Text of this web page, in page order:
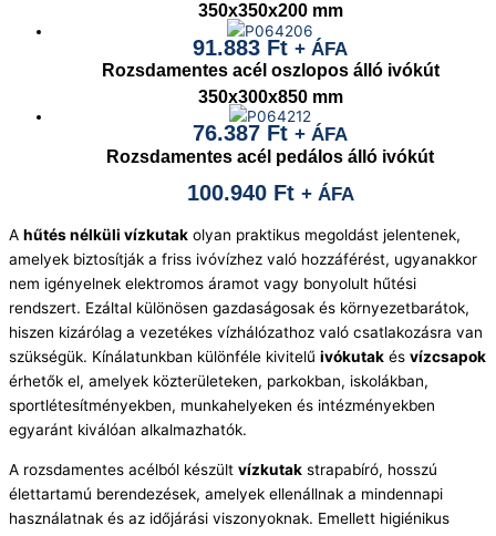
350x350x200 mm
91.883 Ft + ÁFA
Rozsdamentes acél oszlopos álló ivókút
350x300x850 mm
76.387 Ft + ÁFA
Rozsdamentes acél pedálos álló ivókút
100.940 Ft + ÁFA
A hűtés nélküli vízkutak olyan praktikus megoldást jelentenek,
amelyek biztosítják a friss ivóvízhez való hozzáférést, ugyanakkor
nem igényelnek elektromos áramot vagy bonyolult hűtési
rendszert. Ezáltal különösen gazdaságosak és környezetbarátok,
hiszen kizárólag a vezetékes vízhálózathoz való csatlakozásra van
szükségük. Kínálatunkban különféle kivitelű ivókutak és vízcsapok
érhetők el, amelyek közterületeken, parkokban, iskolákban,
sportlétesítményekben, munkahelyeken és intézményekben
egyaránt kiválóan alkalmazhatók.
A rozsdamentes acélból készült vízkutak strapabíró, hosszú
élettartamú berendezések, amelyek ellenállnak a mindennapi
használatnak és az időjárási viszonyoknak. Emellett higiénikus